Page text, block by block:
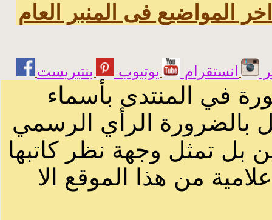
اخر المواضيع فى المنبر العام
انستقرام يوتيوب
في المنتدى بأسماء
بالضرورة الرأي الرسمي
بل تمثل وجهة نظر كاتبها
من هذا الموقع الا